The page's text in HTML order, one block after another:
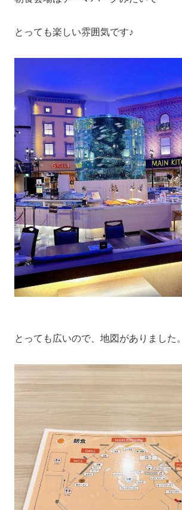
とっても楽しい雰囲気です♪
とっても広いので、地図がありました。